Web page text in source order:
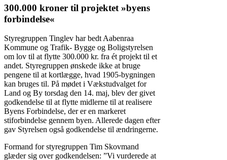
300.000 kroner til projektet »byens
forbindelse«
Styregruppen Tinglev har bedt Aabenraa
Kommune og Trafik- Bygge og Boligstyrelsen
om lov til at flytte 300.000 kr. fra ét projekt til et
andet. Styregruppen ønskede ikke at bruge
pengene til at kortlægge, hvad 1905-bygningen
kan bruges til. På mødet i Vækstudvalget for
Land og By torsdag den 14. maj, blev der givet
godkendelse til at flytte midlerne til at realisere
Byens Forbindelse, der er en markeret
stiforbindelse gennem byen. Allerede dagen efter
gav Styrelsen også godkendelse til ændringerne.
Formand for styregruppen Tim Skovmand
glæder sig over godkendelsen: ”Vi vurderede at